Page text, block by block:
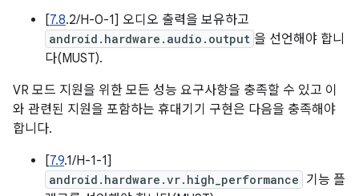
[7.8.2/H-0-1] 오디오 출력을 보유하고
android.hardware.audio.output 을 선언해야 합니
다(MUST).
VR 모드 지원을 위한 모든 성능 요구사항을 충족할 수 있고 이
와 관련된 지원을 포함하는 휴대기기 구현은 다음을 충족해야
합니다.
[7.9.1/H-1-1]
android.hardware.vr.high_performance 기능 플